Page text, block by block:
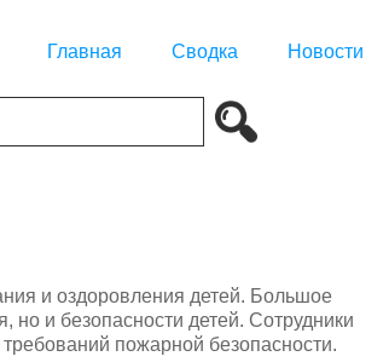
Главная Сводка Новости
и оздоровления детей. Большое
но и безопасности детей. Сотрудники
пожарной безопасности.